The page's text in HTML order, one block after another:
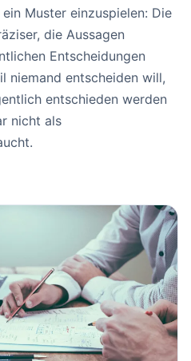
EN
Muster einzuspielen: Die
die Aussagen
Entscheidungen
niemand entscheiden will,
entschieden werden
nicht als